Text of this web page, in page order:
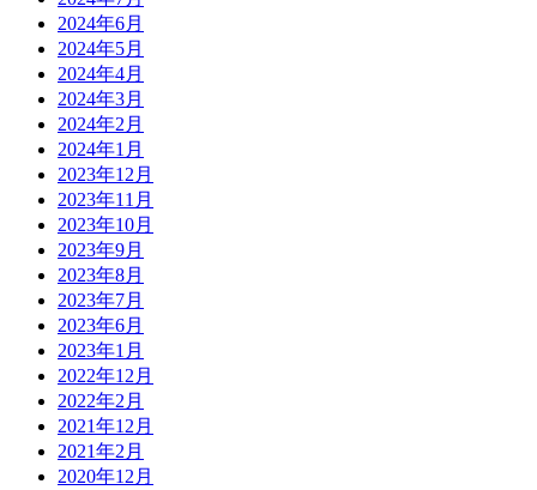
2024年6月
2024年5月
2024年4月
2024年3月
2024年2月
2024年1月
2023年12月
2023年11月
2023年10月
2023年9月
2023年8月
2023年7月
2023年6月
2023年1月
2022年12月
2022年2月
2021年12月
2021年2月
2020年12月